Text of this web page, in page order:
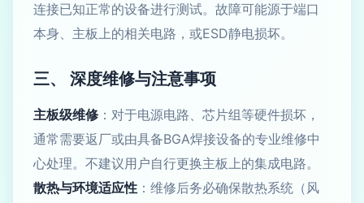
连接已知正常的设备进行测试。故障可能源于端口
本身、主板上的相关电路，或ESD静电损坏。
三、 深度维修与注意事项
主板级维修 ：对于电源电路、芯片组等硬件损坏，
通常需要返厂或由具备BGA焊接设备的专业维修中
心处理。不建议用户自行更换主板上的集成电路。
散热与环境适应性 ：维修后务必确保散热系统（风